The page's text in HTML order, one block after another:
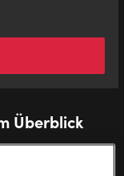
Überblick
– von